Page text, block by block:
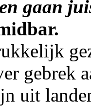
gaan
gebrek
uit